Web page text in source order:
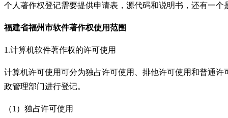
个人著作权登记需要提供申请表，源代码和说明书，还有一个
福建省福州市软件著作权使用范围
1.计算机软件著作权的许可使用
计算机许可使用可分为独占许可使用、排他许可使用和普通
政管理部门进行登记。
（1 ）独占许可使用